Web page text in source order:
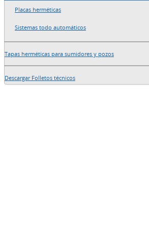
Placas herméticas
Sistemas todo automáticos
Tapas herméticas para sumidores y pozos
Descargar Folletos técnicos
Fax: +49
E-Mail: